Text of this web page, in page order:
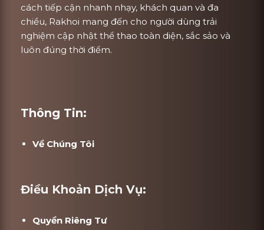
cách tiếp cận nhanh nhạy, khách quan và đa
chiều, Rakhoi mang đến cho người dùng trải
nghiệm cập nhật thể thao toàn diện, sắc sảo và
luôn đúng thời điểm.
Thông Tin:
Về Chúng Tôi
Điều Khoản Dịch Vụ:
Quyền Riêng Tư